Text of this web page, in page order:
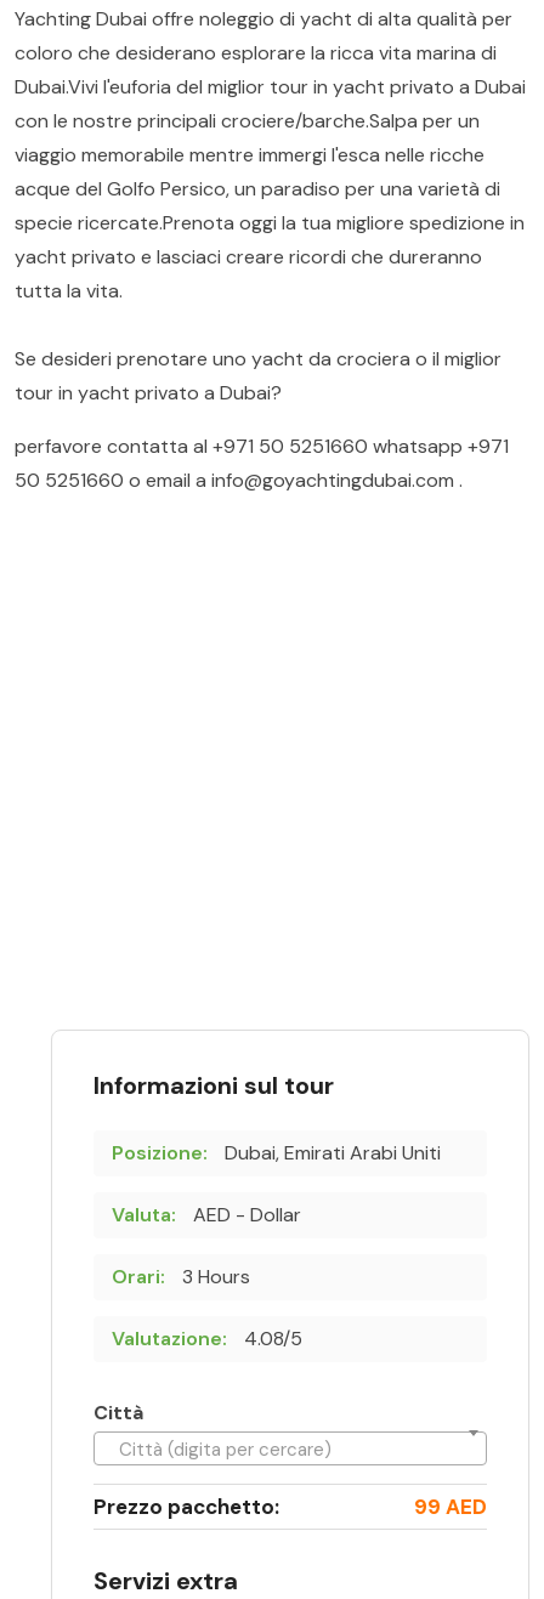
Yachting Dubai offre noleggio di yacht di alta qualità per
coloro che desiderano esplorare la ricca vita marina di
Dubai.Vivi l'euforia del miglior tour in yacht privato a Dubai
con le nostre principali crociere/barche.Salpa per un
viaggio memorabile mentre immergi l'esca nelle ricche
acque del Golfo Persico, un paradiso per una varietà di
specie ricercate.Prenota oggi la tua migliore spedizione in
yacht privato e lasciaci creare ricordi che dureranno
tutta la vita.
Se desideri prenotare uno yacht da crociera o il miglior
tour in yacht privato a Dubai?
perfavore contatta al +971 50 5251660 whatsapp +971
50 5251660 o email a info@goyachtingdubai.com .
Informazioni sul tour
Posizione: Dubai, Emirati Arabi Uniti
Valuta: AED - Dollar
Orari: 3 Hours
Valutazione: 4.08/5
Città
Città (digita per cercare)
Prezzo pacchetto: 99 AED
Servizi extra